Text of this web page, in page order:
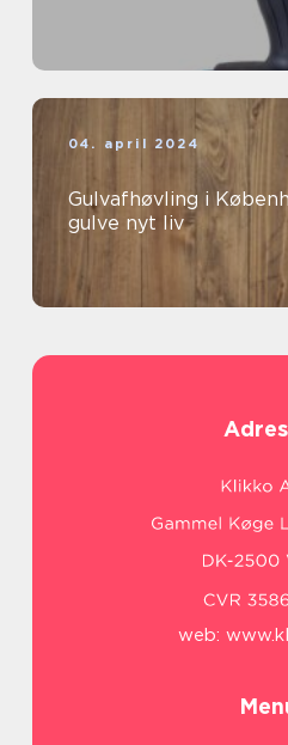
04. april 2024
Gulvafhøvling i
gulve nyt liv
web: